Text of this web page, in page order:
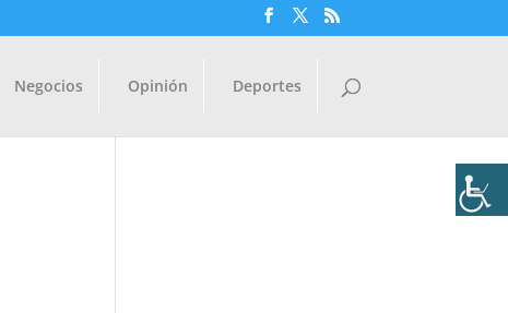
Negocios Opinión Deportes